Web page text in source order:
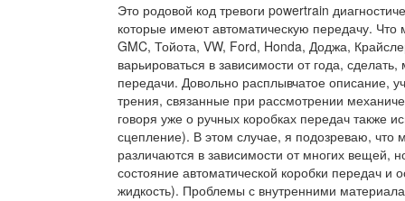
Это родовой код тревоги powertrain
которые имеют автоматическую передачу.
GMC, Тойота, VW, Ford, Honda, Доджа,
варьироваться в зависимости от года,
передачи. Довольно расплывчатое описание,
трения, связанные при рассмотрении
говоря уже о ручных коробках передач также
сцепление). В этом случае, я подозреваю,
различаются в зависимости от многих вещей,
состояние автоматической коробки передач
жидкость). Проблемы с внутренними